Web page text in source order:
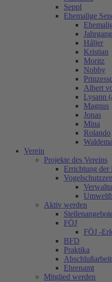
Seppl
Ehemalige
Håljer
Kristian
Moritz
Nobby
Albert
Lysann
Magnus
Jonas
Mina
Rolando
Verein
Projekte des Vereins
Errichtung der
Aktiv werden
FÖJ
FÖJ -
BFD
Praktika
Ehrenamt
Mitglied werden